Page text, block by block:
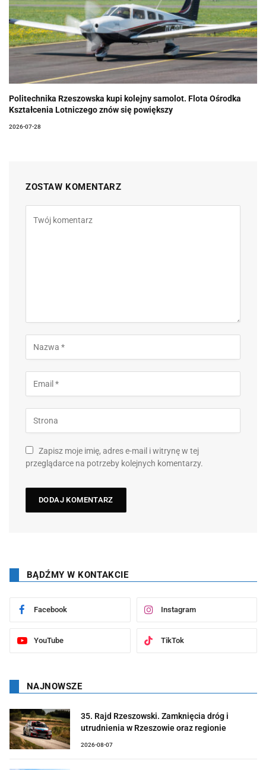
Politechnika Rzeszowska kupi kolejny samolot. Flota Ośrodka
Kształcenia Lotniczego znów się powiększy
2026-07-28
ZOSTAW KOMENTARZ
Zapisz moje imię, adres e-mail i witrynę w tej
przeglądarce na potrzeby kolejnych komentarzy.
BĄDŹMY W KONTAKCIE
Facebook Instagram
YouTube TikTok
NAJNOWSZE
35. Rajd Rzeszowski. Zamknięcia dróg i
utrudnienia w Rzeszowie oraz regionie
2026-08-07